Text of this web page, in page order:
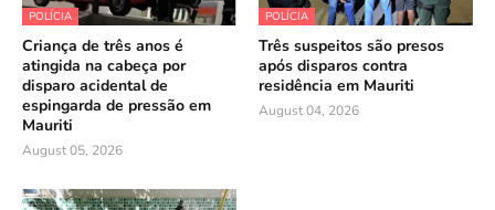
POLÍCIA
Criança de três anos é
atingida na cabeça por
disparo acidental de
espingarda de pressão em
Mauriti
August 05, 2026
POLÍCIA
Três suspeitos são presos
após disparos contra
residência em Mauriti
August 04, 2026